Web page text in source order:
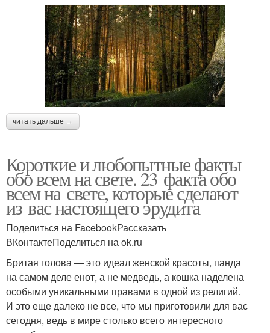
читать дальше →
Короткие и любопытные факты
обо всем на свете. 23 факта обо
всем на свете, которые сделают
из вас настоящего эрудита
Поделиться на FacebookРассказать
ВКонтактеПоделиться на ok.ru
Бритая голова — это идеал женской красоты, панда
на самом деле енот, а не медведь, а кошка наделена
особыми уникальными правами в одной из религий.
И это еще далеко не все, что мы приготовили для вас
сегодня, ведь в мире столько всего интересного